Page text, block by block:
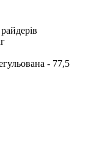
- 77,5